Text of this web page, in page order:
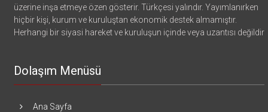
üzerine inşa etmeye özen gösterir. Türkçesi yalındır. Yayımlanırken
hiçbir kişi, kurum ve kuruluştan ekonomik destek almamıştır.
Herhangi bir siyasi hareket ve kuruluşun içinde veya uzantısı değildir
Dolaşım Menüsü
Ana Sayfa